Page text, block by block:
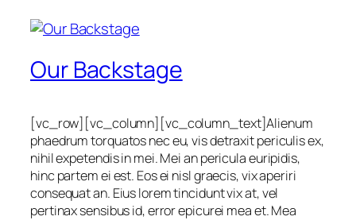
Our Backstage
[vc_row][vc_column][vc_column_text]Alienum
phaedrum torquatos nec eu, vis detraxit periculis ex,
nihil expetendis in mei. Mei an pericula euripidis,
hinc partem ei est. Eos ei nisl graecis, vix aperiri
consequat an. Eius lorem tincidunt vix at, vel
pertinax sensibus id, error epicurei mea et. Mea